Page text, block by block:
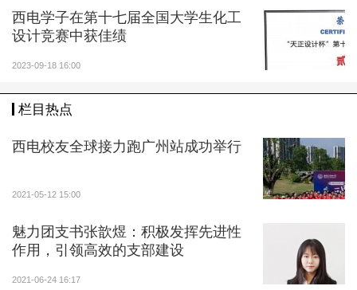
西电学子在第十七届全国大学生化工
设计竞赛中获佳绩
2023-09-18 16:00
栏目热点
西电校友全球接力跑广州站成功举行
2021-05-12 15:00
魅力团支书张歆煜：积极发挥先进性
作用，引领高效的支部建设
2021-06-24 16:17